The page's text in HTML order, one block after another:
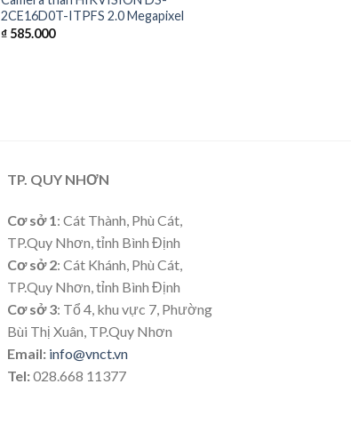
2CE16D0T-ITPFS 2.0 Megapixel
₫ 585.000
TP. QUY NHƠN
Cơ sở 1: Cát Thành, Phù Cát,
TP.Quy Nhơn, tỉnh Bình Định
Cơ sở 2: Cát Khánh, Phù Cát,
TP.Quy Nhơn, tỉnh Bình Định
Cơ sở 3: Tổ 4, khu vực 7, Phường
Bùi Thị Xuân, TP.Quy Nhơn
Email: info@vnct.vn
Tel:028.668 11377